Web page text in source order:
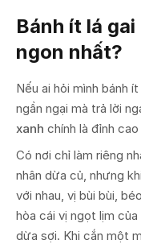
Bánh ít lá
ngon nhất?
Nếu ai hỏi mình bánh
ngần ngại mà trả lời
xanh chính là đỉnh
Có nơi chỉ làm riêng
nhân dừa củ, nhưng
với nhau, vị bùi bùi,
hòa cái vị ngọt lịm
dừa sợi. Khi cắn một